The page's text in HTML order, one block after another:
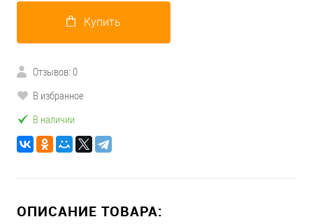
Купить
Отзывов: 0
В избранное
В наличии
ОПИСАНИЕ ТОВАРА: